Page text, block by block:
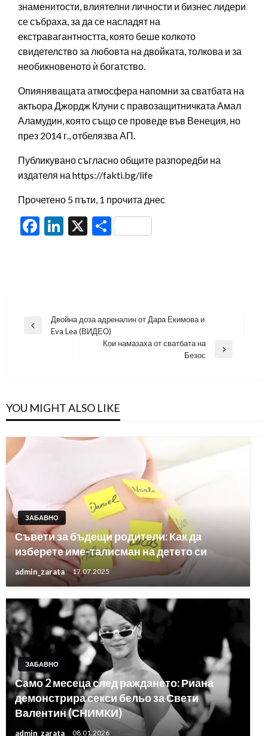
знаменитости, влиятелни личности и бизнес лидери
се събраха, за да се насладят на
екстравагантността, която беше колкото
свидетелство за любовта на двойката, толкова и за
необикновеното ѝ богатство.
Опияняващата атмосфера напомни за сватбата на
актьора Джордж Клуни с правозащитничката Амал
Аламудин, която също се проведе във Венеция, но
през 2014 г., отбелязва АП.
Публикувано съгласно общите разпоредби на
издателя на https://fakti.bg/life
Прочетено 5 пъти, 1 прочита днес
Facebook
LinkedIn
X Share
Навигация
Previous
Двойна доза адреналин от Дара Екимова и
Eva Lea (ВИДЕО)
Кои намазаха от сватбата на
Безос
YOU MIGHT ALSO LIKE
ЗАБАВНО
Съвети за бъдещи родители: Как да
изберете име-талисман на детето си
admin_zarata 17.07.2025
ЗАБАВНО
Само 2 месеца след раждането: Риана
демонстрира секси бельо за Свети
Валентин (СНИМКИ)
admin_zarata 08.01.2026